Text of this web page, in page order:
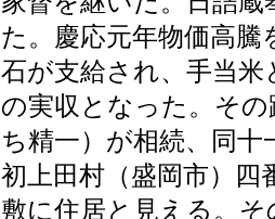
た。慶応元年物価高騰
石が支給され、手当米
の実収となった。そ
ち精一）が相続、同
初上田村（盛岡市）四
敷に住居と見える。